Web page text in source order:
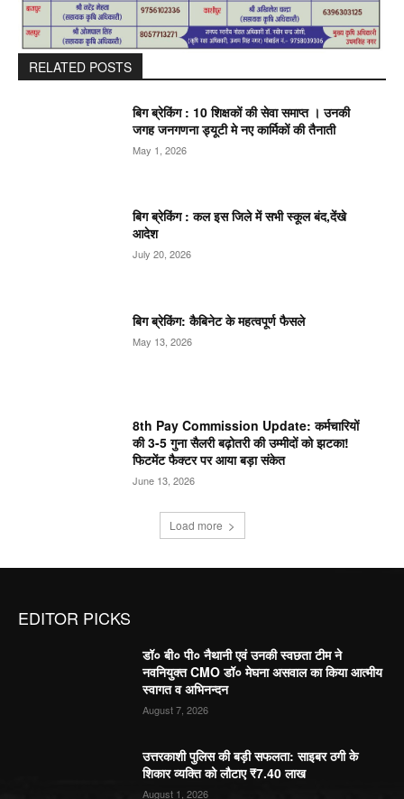
RELATED POSTS
बिग ब्रेकिंग : 10 शिक्षकों की सेवा समाप्त । उनकी
जगह जनगणना ड्यूटी मे नए कार्मिकों की तैनाती
May 1, 2026
बिग ब्रेकिंग : कल इस जिले में सभी स्कूल बंद,देंखे
आदेश
July 20, 2026
बिग ब्रेकिंग: कैबिनेट के महत्वपूर्ण फैसले
May 13, 2026
8th Pay Commission Update: कर्मचारियों
की 3-5 गुना सैलरी बढ़ोतरी की उम्मीदों को झटका!
फिटमेंट फैक्टर पर आया बड़ा संकेत
June 13, 2026
Load more
EDITOR PICKS
डॉ० बी० पी० नैथानी एवं उनकी स्वछता टीम ने
नवनियुक्त CMO डॉ० मेघना असवाल का किया आत्मीय
स्वागत व अभिनन्दन
August 7, 2026
उत्तरकाशी पुलिस की बड़ी सफलता: साइबर ठगी के
शिकार व्यक्ति को लौटाए ₹7.40 लाख
August 1, 2026